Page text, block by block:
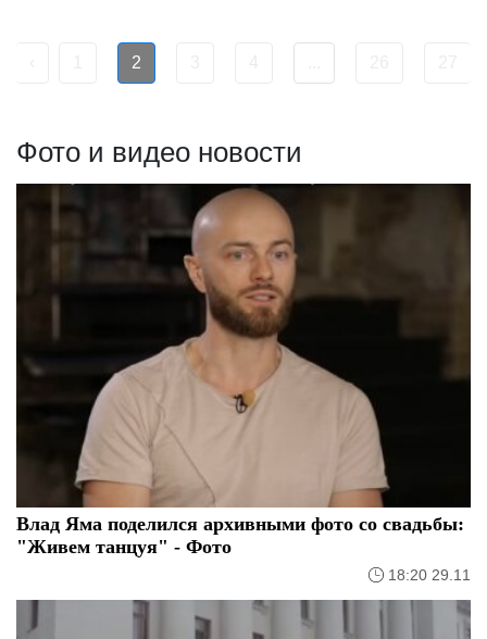
2
Фото и видео новости
Влад Яма поделился архивными фото со свадьбы:
"Живем танцуя" - Фото
18:20 29.11